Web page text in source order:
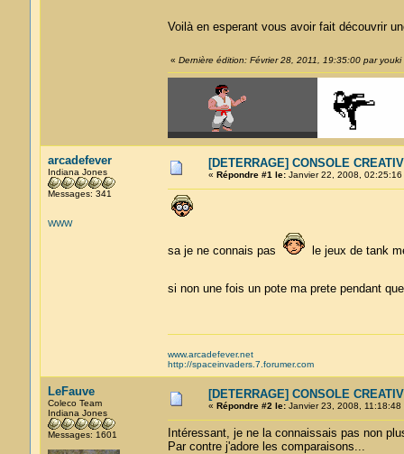
Voilà en esperant vous avoir fait découvrir
« Dernière édition: Février 28, 2011, 19:35:00 par youki
arcadefever
Indiana Jones
Messages: 341
WWW
[DETERRAGE] CONSOLE
« Répondre #1 le:Janvier 22, 2008, 02:25:16
sa je ne connais pas le jeux de tank
si non une fois un pote ma prete pendant
www.arcadefever.net
http://spaceinvaders.7.forumer.com
LeFauve
Coleco Team
Indiana Jones
Messages: 1601
[DETERRAGE] CONSOLE
« Répondre #2 le:Janvier 23, 2008, 11:18:48
Intéressant, je ne la connaissais pas non
Par contre j'adore les comparaisons...